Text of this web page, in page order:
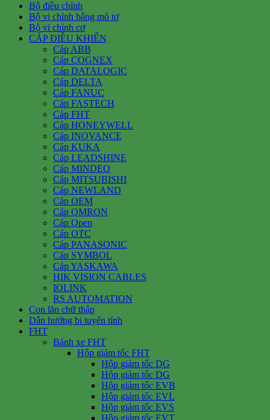
Bộ điều chỉnh
Bộ vi chỉnh bằng mô tơ
Bộ vi chỉnh cơ
CÁP ĐIỀU KHIỂN
Cáp ABB
Cáp COGNEX
Cáp DATALOGIC
Cáp DELTA
Cáp FANUC
Cáp FASTECH
Cáp FHT
Cáp HONEYWELL
Cáp INOVANCE
Cáp KUKA
Cáp LEADSHINE
Cáp MINDEO
Cáp MITSUBISHI
Cáp NEWLAND
Cáp OEM
Cáp OMRON
Cáp Open
Cáp OTC
Cáp PANASONIC
Cáp SYMBOL
Cáp YASKAWA
HIK VISION CABLES
IOLINK
RS AUTOMATION
Con lăn chữ thập
Dẫn hướng bi tuyến tính
FHT
Bánh xe FHT
Hộp giảm tốc FHT
Hộp giảm tốc DG
Hộp giảm tốc DG
Hộp giảm tốc EVB
Hộp giảm tốc EVL
Hộp giảm tốc EVS
Hộp giảm tốc EVT